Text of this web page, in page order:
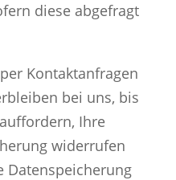
diese abgefragt
Kontaktanfragen
bei uns, bis
Ihre
widerrufen
Datenspeicherung